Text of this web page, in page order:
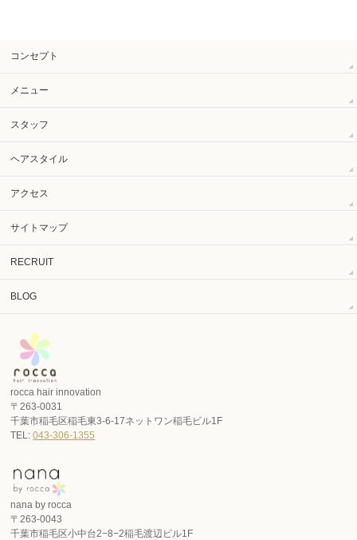
コンセプト
メニュー
スタッフ
ヘアスタイル
アクセス
サイトマップ
RECRUIT
BLOG
rocca hair innovation
〒263-0031
千葉市稲毛区稲毛東3-6-17ネットワン稲毛ビル1F
TEL:043-306-1355
nana by rocca
〒263-0043
千葉市稲毛区小中台2−8−2稲毛渡辺ビル1F